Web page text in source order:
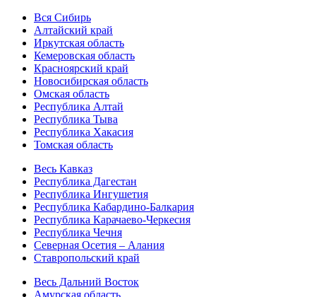
Вся Сибирь
Алтайский край
Иркутская область
Кемеровская область
Красноярский край
Новосибирская область
Омская область
Республика Алтай
Республика Тыва
Республика Хакасия
Томская область
Весь Кавказ
Республика Дагестан
Республика Ингушетия
Республика Кабардино-Балкария
Республика Карачаево-Черкесия
Республика Чечня
Северная Осетия – Алания
Ставропольский край
Весь Дальний Восток
Амурская область